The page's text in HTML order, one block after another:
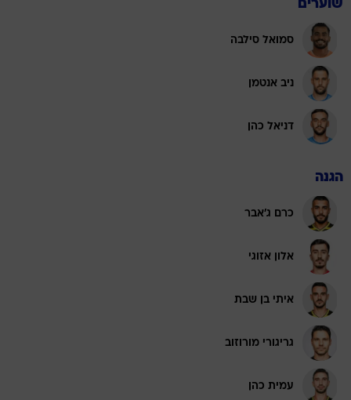
שוערים
סמואל סילבה
ניב אנטמן
דניאל כהן
הגנה
כרם ג'אבר
אלון אזוגי
איתי בן שבת
גריגורי מורוזוב
עמית כהן